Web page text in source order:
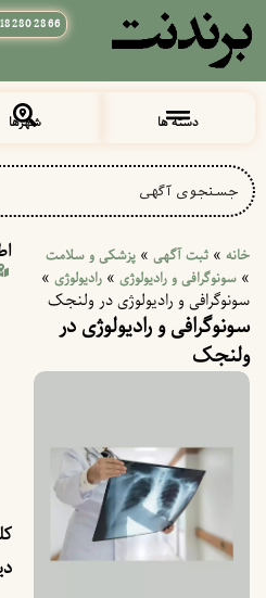
دسته ها شهرها
خانه » ثبت آگهی » پزشکی و سلامت
» سونوگرافی و رادیولوژی » رادیولوژی »
سونوگرافی و رادیولوژی در ولنجک
سونوگرافی و رادیولوژی در
ولنجک